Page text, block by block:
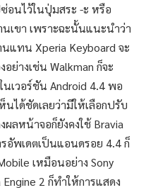
อนไว้ในปุ่มสระ -ะ หรือ
เขา เพราะฉะนั้นแนะนำว่า
แทน Xperia Keyboard จะ
ย่างเช่น Walkman ก็จะ
เวอร์ชัน Android 4.4 พอ
นได้ชัดเลยว่ามีให้เลือกปรับ
ลหน้าจอก็ยังคงใช้ Bravia
อัพเดตเป็นแอนดรอย 4.4 ก็
เหมือนอย่าง Sony
2 ก็ทำให้การแสดง